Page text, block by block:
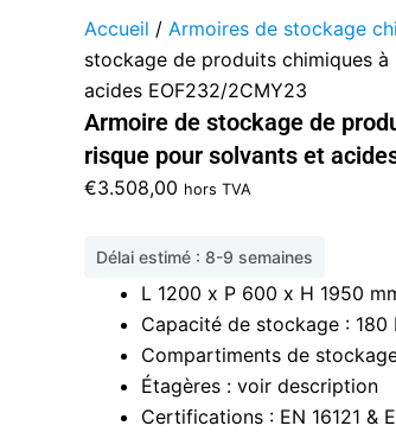
Accueil / Armoires de stockage
stockage de produits chimiques
acides EOF232/2CMY23
Armoire de stockage de
risque pour solvants et
€3.508,00 hors TVA
Délai estimé : 8-9 semaines
L 1200 x P 600 x H 1950
Capacité de stockage : 180
Compartiments de
Étagères : voir description
Certifications : EN 16121 &